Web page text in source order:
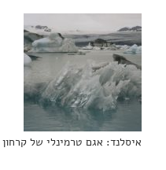
איסלנד: אגם טרמינלי של קרחון